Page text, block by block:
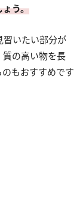
ょう。
習いたい部分が
の高い物を長
もおすすめです